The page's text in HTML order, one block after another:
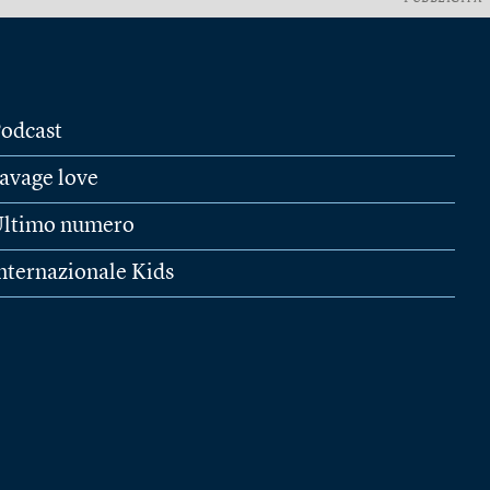
love
numero
Kids